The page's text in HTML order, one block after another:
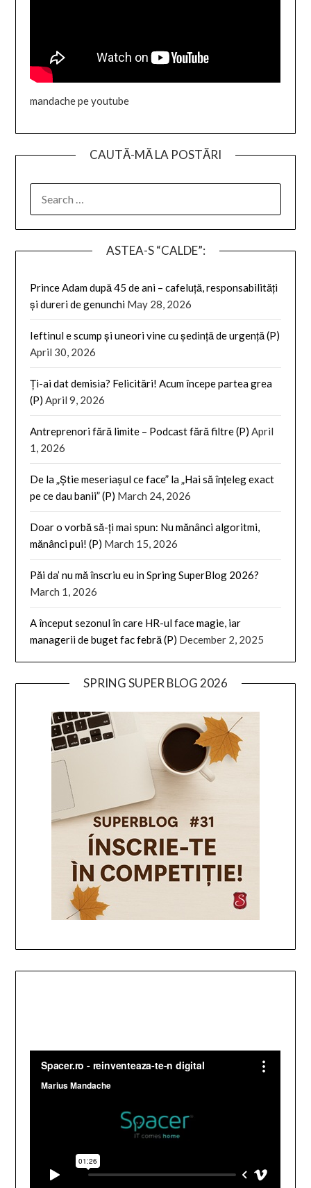
mandache pe youtube
CAUTĂ-MĂ LA POSTĂRI
FOR:
ASTEA-S “CALDE”:
Prince Adam după 45 de ani – cafeluță, responsabilități
și dureri de genunchi May 28, 2026
Ieftinul e scump și uneori vine cu ședință de urgență (P)
April 30, 2026
Ți-ai dat demisia? Felicitări! Acum începe partea grea
(P) April 9, 2026
Antreprenori fără limite – Podcast fără filtre (P) April
1, 2026
De la „Știe meseriașul ce face” la „Hai să înțeleg exact
pe ce dau banii” (P) March 24, 2026
Doar o vorbă să-ți mai spun: Nu mănânci algoritmi,
mănânci pui! (P) March 15, 2026
Păi da’ nu mă înscriu eu in Spring SuperBlog 2026?
March 1, 2026
A început sezonul în care HR-ul face magie, iar
managerii de buget fac febră (P) December 2, 2025
SPRING SUPER BLOG 2026